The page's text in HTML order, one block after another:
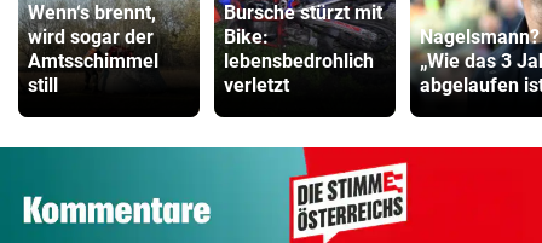
Wenn‘s brennt,
wird sogar der
Amtsschimmel
still
Bursche stürzt mit
Bike:
lebensbedrohlich
verletzt
Nagelsmann?
„Wie das 3
abgelaufen